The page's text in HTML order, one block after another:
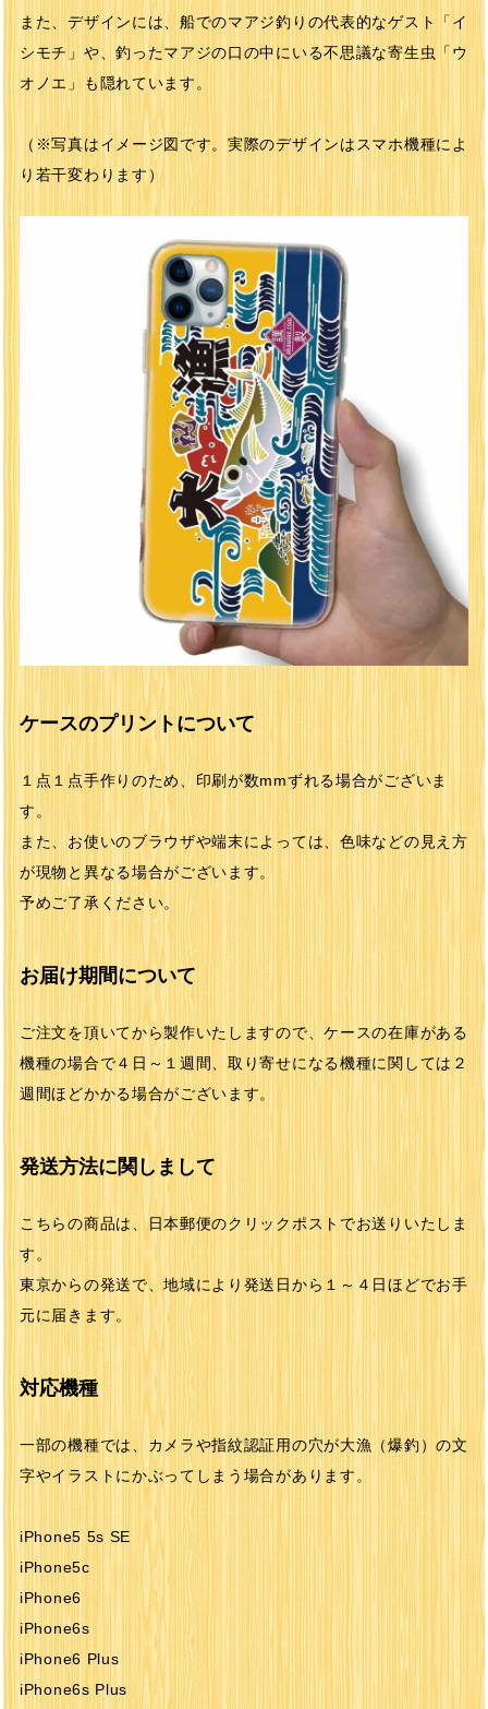
また、デザインには、船でのマアジ釣りの代表的なゲスト「イ
シモチ」や、釣ったマアジの口の中にいる不思議な寄生虫「ウ
オノエ」も隠れています。
（※写真はイメージ図です。実際のデザインはスマホ機種によ
り若干変わります）
ケースのプリントについて
１点１点手作りのため、印刷が数mmずれる場合がございま
す。
また、お使いのブラウザや端末によっては、色味などの見え方
が現物と異なる場合がございます。
予めご了承ください。
お届け期間について
ご注文を頂いてから製作いたしますので、ケースの在庫がある
機種の場合で４日～１週間、取り寄せになる機種に関しては２
週間ほどかかる場合がございます。
発送方法に関しまして
こちらの商品は、日本郵便のクリックポストでお送りいたしま
す。
東京からの発送で、地域により発送日から１～４日ほどでお手
元に届きます。
対応機種
一部の機種では、カメラや指紋認証用の穴が大漁（爆釣）の文
字やイラストにかぶってしまう場合があります。
iPhone5 5s SE
iPhone5c
iPhone6
iPhone6s
iPhone6 Plus
iPhone6s Plus